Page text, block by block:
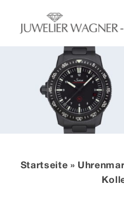
springen
Uhren
Wellendorff
Startseite »